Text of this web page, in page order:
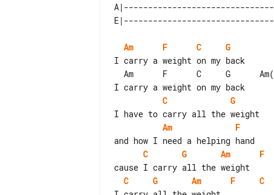
Am F C
G
I carry a weight on my back
C
G
Am
F
C
G Am
F
C
G Am F
C